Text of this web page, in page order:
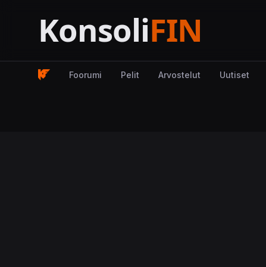
Foorumi Pelit Arvostelut Uutiset